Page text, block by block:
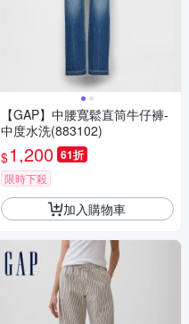
【GAP】中腰寬鬆直筒牛仔褲-
中度水洗(883102)
$1,200 61折
限時下殺
加入購物車